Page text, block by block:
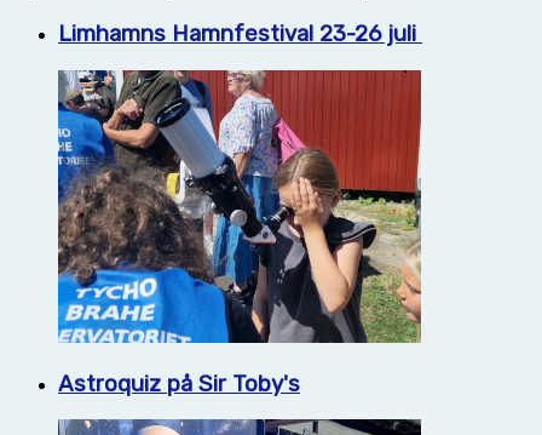
Limhamns Hamnfestival 23-26 juli
Astroquiz på Sir Toby's